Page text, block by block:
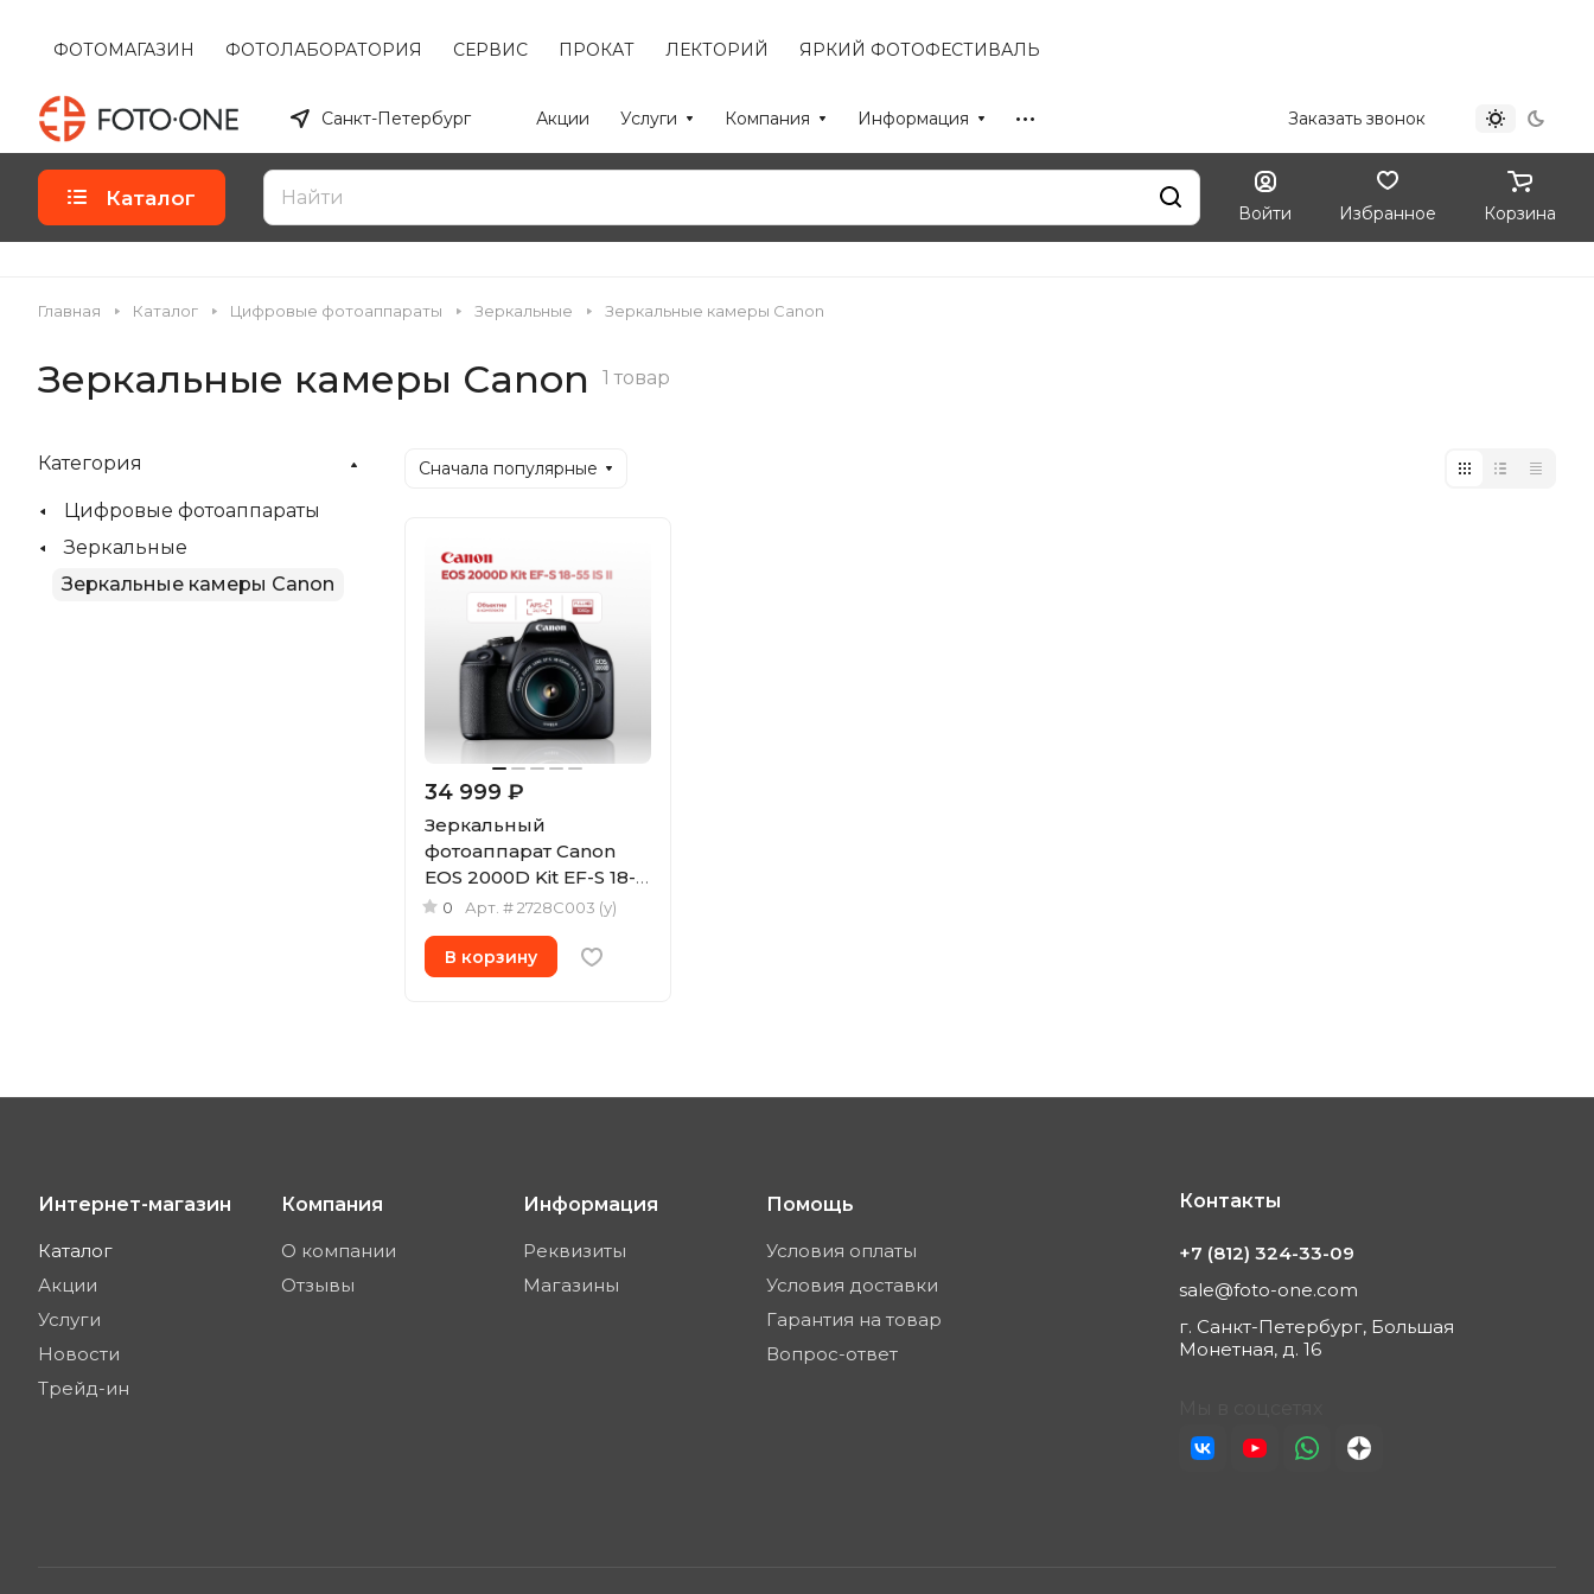
ФОТОМАГАЗИН ФОТОЛАБОРАТОРИЯ СЕРВИС ПРОКАТ ЛЕКТОРИЙ ЯРКИЙ ФОТОФЕСТИВАЛЬ
Санкт-Петербург Акции Услуги Компания Информация Заказать звонок
Каталог
Войти Избранное Корзина
Главная Каталог Цифровые фотоаппараты Зеркальные Зеркальные камеры Canon
Зеркальные камеры Canon 1 товар
Сначала популярные
34 999 ₽
Зеркальный
фотоаппарат Canon
EOS 2000D Kit EF-S 18-
55mm IS II
0 Арт. # 2728C003 (у)
В корзину
Категория
Цифровые фотоаппараты
Зеркальные
Зеркальные камеры Canon
Интернет-магазин
Каталог
Акции
Услуги
Новости
Трейд-ин
Компания
О компании
Отзывы
Информация
Реквизиты
Магазины
Помощь
Условия оплаты
Условия доставки
Гарантия на товар
Вопрос-ответ
Контакты
+7 (812) 324-33-09
sale@foto-one.com
г. Санкт-Петербург, Большая
Монетная, д. 16